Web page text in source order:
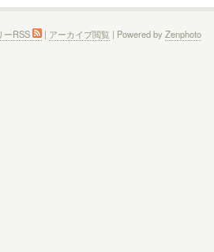
ーRSS | アーカイブ閲覧 | Powered by Zenphoto